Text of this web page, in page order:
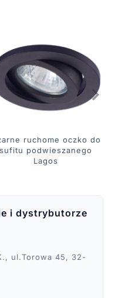
ruchome oczko do
sufitu podwieszanego
Lagos
i dystrybutorze
ul.Torowa 45, 32-